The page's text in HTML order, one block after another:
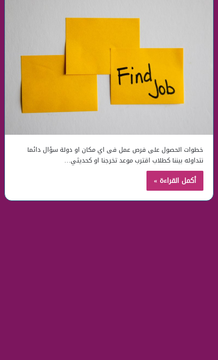
خطوات الحصول على فرص عمل فى اي مكان او دولة سؤال دائما
نتداوله بيننا كطلاب اقترب موعد تخرجنا او كحديثي…
أكمل القراءة »